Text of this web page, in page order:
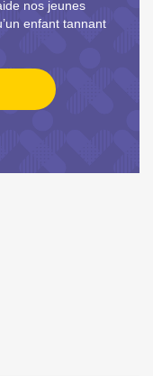
nos jeunes
enfant tannant